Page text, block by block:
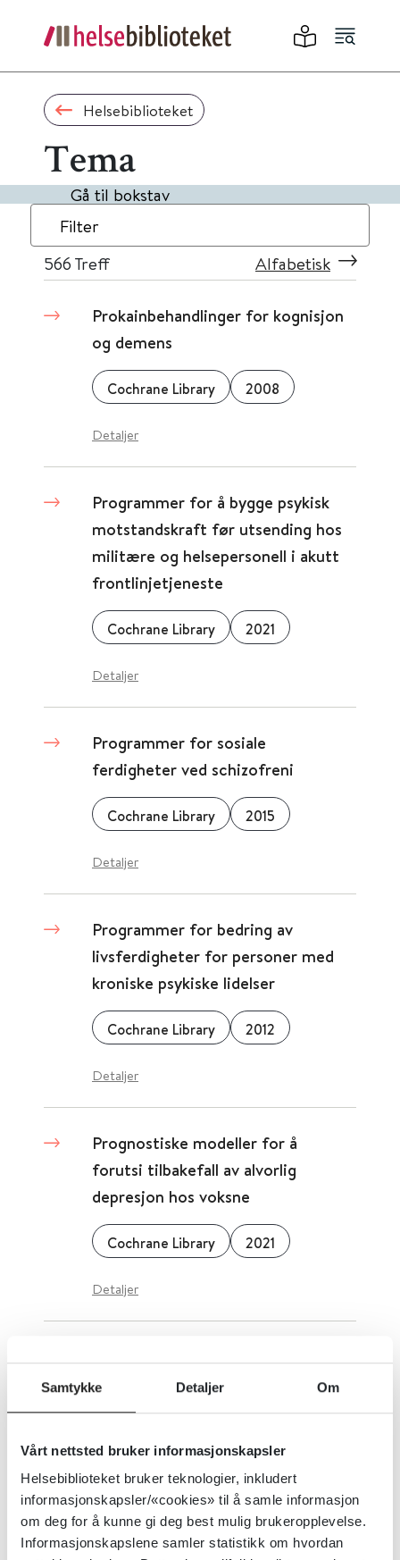
Samtykke Detaljer Om
Vårt nettsted bruker informasjonskapsler
Helsebiblioteket bruker teknologier, inkludert
informasjonskapsler/«cookies» til å samle informasjon
om deg for å kunne gi deg best mulig brukeropplevelse.
Informasjonskapslene samler statistikk om hvordan
Helsebiblioteket
Tema
Gå til bokstav
Filter
566 Treff Alfabetisk
Prokainbehandlinger for kognisjon
og demens
Cochrane Library 2008
Detaljer
Programmer for å bygge psykisk
motstandskraft før utsending hos
militære og helsepersonell i akutt
frontlinjetjeneste
Cochrane Library 2021
Detaljer
Programmer for sosiale
ferdigheter ved schizofreni
Cochrane Library 2015
Detaljer
Programmer for bedring av
livsferdigheter for personer med
kroniske psykiske lidelser
Cochrane Library 2012
Detaljer
Prognostiske modeller for å
forutsi tilbakefall av alvorlig
depresjon hos voksne
Cochrane Library 2021
Detaljer
progesteronbehandling til gravide
i risiko for å miste fosteret tidlig i
Folkehelseinstituttet (FHI)
Detaljer